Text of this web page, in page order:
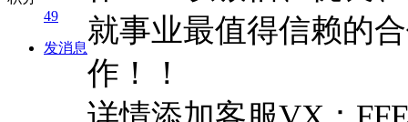
49
发消息就事业最值得信赖的
作！！